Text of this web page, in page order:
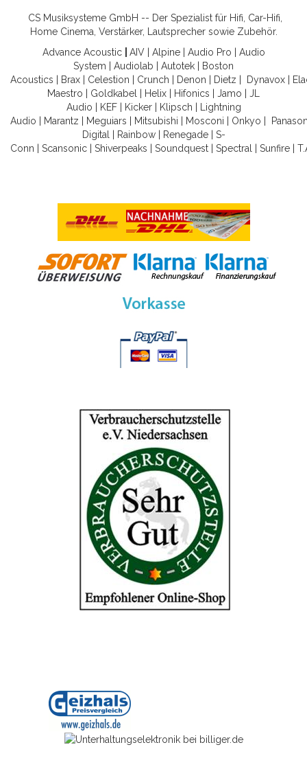
CS Musiksysteme GmbH -- Der Spezialist für Hifi, Car-Hifi,
Home Cinema, Verstärker, Lautsprecher sowie Zubehör.
Advance Acoustic
AIV| Alpine| Audio Pro
Audio
System
Audiolab Autotek
Boston
Acoustics
Brax Celestion Crunch Denon Dietz Dynavox
Maestro
Goldkabel Helix Hifonics Jamo
JL
Audio
KEF| Kicker| Klipsch
Lightning
Audio
Marantz Meguiars Mitsubishi Mosconi Onkyo
Digital
Rainbow| Renegade| S-
Conn
Scansonic Shiverpeaks Soundquest Spectral Sunfire